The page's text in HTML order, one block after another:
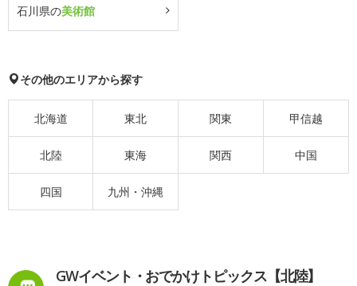
石川県の美術館
その他のエリアから探す
北海道 東北 関東 甲信越
北陸 東海 関西 中国
四国 九州・沖縄
GWイベント・おでかけトピックス【北陸】